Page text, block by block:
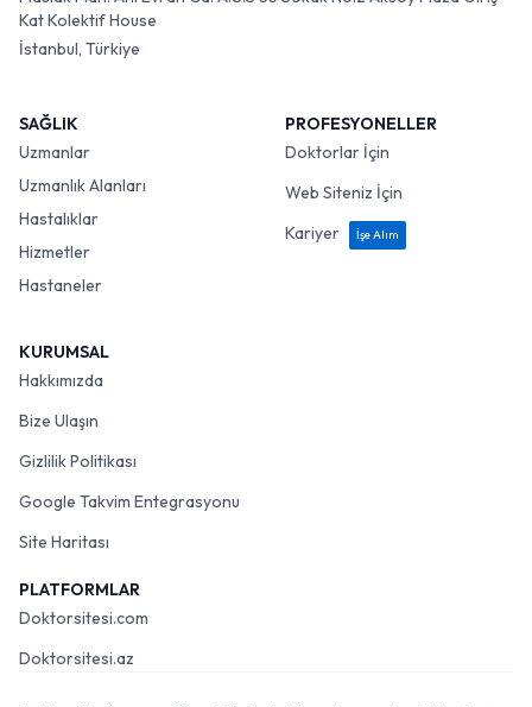
Kat Kolektif House
İstanbul, Türkiye
SAĞLIK
Uzmanlar
Uzmanlık Alanları
Hastalıklar
Hizmetler
Hastaneler
PROFESYONELLER
Doktorlar İçin
Web Siteniz İçin
Kariyer
İşe Alım
KURUMSAL
Hakkımızda
Bize Ulaşın
Gizlilik Politikası
Google Takvim Entegrasyonu
Site Haritası
PLATFORMLAR
Doktorsitesi.com
Doktorsitesi.az